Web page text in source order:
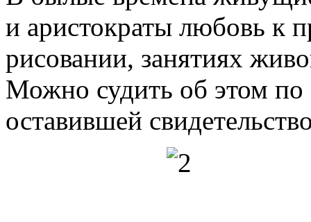
и аристократы любовь к
рисовании, занятиях
Можно судить об этом
оставившей